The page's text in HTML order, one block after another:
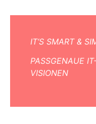
IT‘S SMART &
PASSGENAUE
VISIONEN